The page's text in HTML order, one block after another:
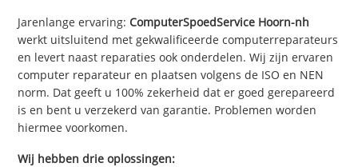
Jarenlange ervaring:ComputerSpoedService Hoorn-nh
werkt uitsluitend met gekwalificeerde computerreparateurs
en levert naast reparaties ook onderdelen. Wij zijn ervaren
computer reparateur en plaatsen volgens de ISO en NEN
norm. Dat geeft u 100% zekerheid dat er goed gerepareerd
is en bent u verzekerd van garantie. Problemen worden
hiermee voorkomen.
Wij hebben drie oplossingen: